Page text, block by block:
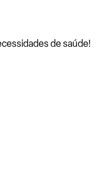
de saúde!